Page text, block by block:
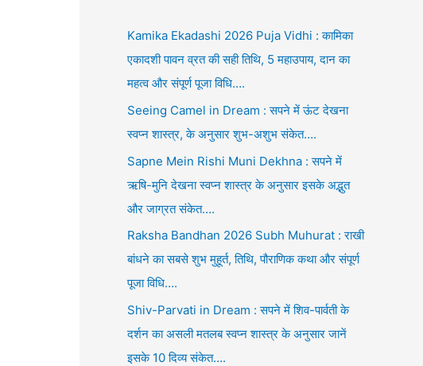
Kamika Ekadashi 2026 Puja Vidhi : कामिका
एकादशी पावन व्रत की सही तिथि, 5 महाउपाय, दान का
महत्व और संपूर्ण पूजा विधि….
Seeing Camel in Dream : सपने में ऊंट देखना
स्वप्न शास्त्र, के अनुसार शुभ-अशुभ संकेत….
Sapne Mein Rishi Muni Dekhna : सपने में
ऋषि-मुनि देखना स्वप्न शास्त्र के अनुसार इसके अद्भुत
और जाग्रत संकेत….
Raksha Bandhan 2026 Subh Muhurat : राखी
बांधने का सबसे शुभ मुहूर्त, तिथि, पौराणिक कथा और संपूर्ण
पूजा विधि….
Shiv-Parvati in Dream : सपने में शिव-पार्वती के
दर्शन का असली मतलब स्वप्न शास्त्र के अनुसार जानें
इसके 10 दिव्य संकेत….